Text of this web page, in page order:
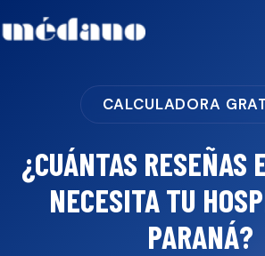
CALCULADORA
¿CUÁNTAS RESEÑAS
NECESITA TU
PARANÁ?